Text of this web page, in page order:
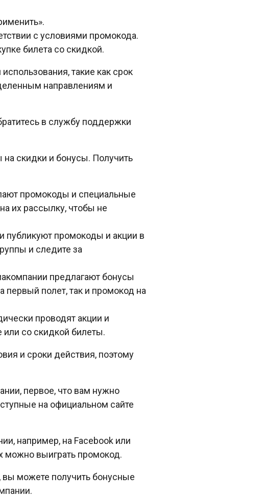
с условиями промокода.
билета со скидкой.
такие как срок
направлениям и
в службу поддержки
скидки и бонусы. Получить
промокоды и специальные
их рассылку, чтобы не
публикуют промокоды и акции в
и следите за
предлагают бонусы
первый полет, так и промокод на
проводят акции и
со скидкой билеты.
и сроки действия, поэтому
первое, что вам нужно
на официальном сайте
например, на Facebook или
можно выиграть промокод.
вы можете получить бонусные